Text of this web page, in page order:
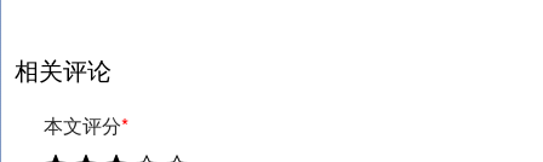
相关评论
本文评分*